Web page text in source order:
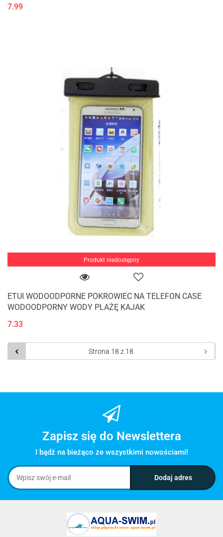
7.99
Produkt niedostępny
ETUI WODOODPORNE POKROWIEC NA TELEFON CASE
WODOODPORNY WODY PLAŻĘ KAJAK
7.33
Zapisz się do Newslettera
I bądź na bieżąco ze wszystkimi nowościami!